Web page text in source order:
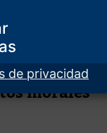
de privacidad
morales